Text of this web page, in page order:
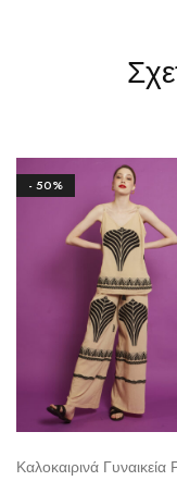
- 50%
Καλοκαιρινά Γυναικεία